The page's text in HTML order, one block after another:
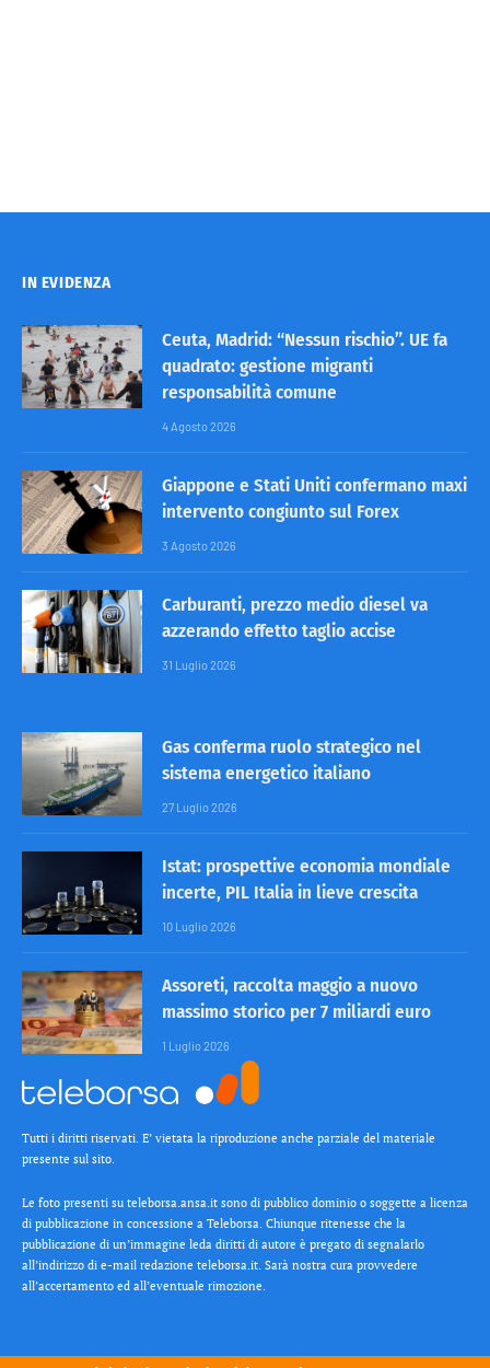
IN EVIDENZA
Ceuta, Madrid: “Nessun rischio”. UE fa
quadrato: gestione migranti
responsabilità comune
4 Agosto 2026
Giappone e Stati Uniti confermano maxi
intervento congiunto sul Forex
3 Agosto 2026
Carburanti, prezzo medio diesel va
azzerando effetto taglio accise
31 Luglio 2026
Gas conferma ruolo strategico nel
sistema energetico italiano
27 Luglio 2026
Istat: prospettive economia mondiale
incerte, PIL Italia in lieve crescita
10 Luglio 2026
Assoreti, raccolta maggio a nuovo
massimo storico per 7 miliardi euro
1 Luglio 2026
Tutti i diritti riservati. E’ vietata la riproduzione anche parziale del materiale
presente sul sito.
Le foto presenti su teleborsa.ansa.it sono di pubblico dominio o soggette a licenza
di pubblicazione in concessione a Teleborsa. Chiunque ritenesse che la
pubblicazione di un’immagine leda diritti di autore è pregato di segnalarlo
all’indirizzo di e-mail redazione teleborsa.it. Sarà nostra cura provvedere
all’accertamento ed all’eventuale rimozione.